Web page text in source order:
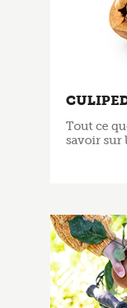
Tout ce
savoir sur